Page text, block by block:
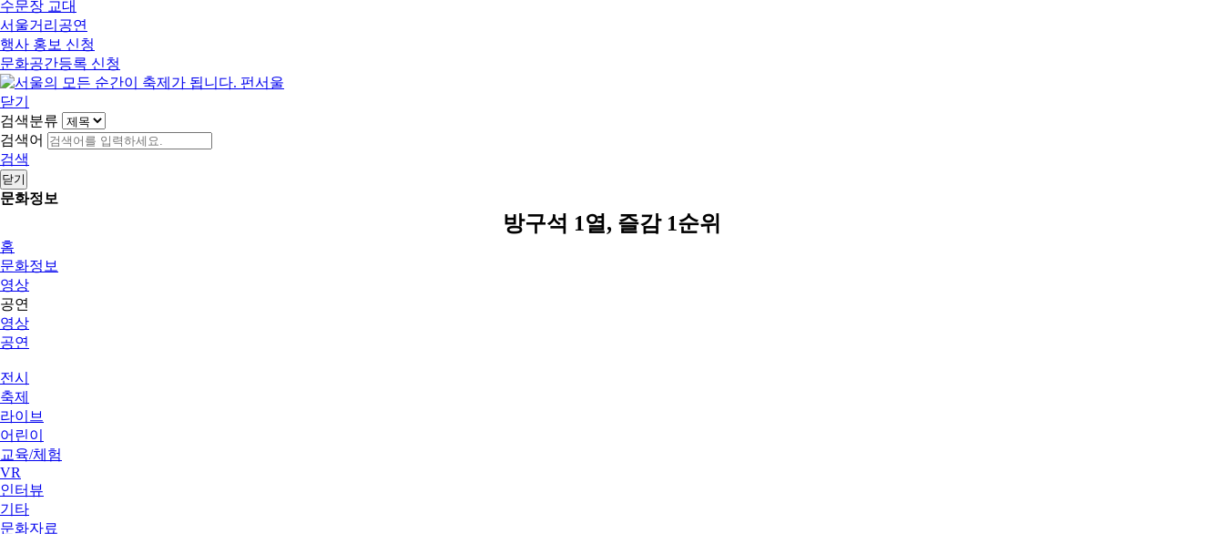
수문장 교대
서울거리공연
행사 홍보 신청
문화공간등록 신청
닫기
검색분류
검색어
검색
닫기
문화정보
방구석 1열, 즐감 1순위
홈
문화정보
영상
공연
영상
공연
전시
축제
라이브
어린이
교육/체험
VR
인터뷰
기타
문화자료